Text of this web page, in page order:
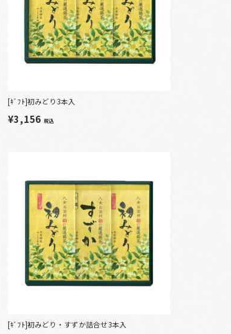
[ｷﾞﾌﾄ]初みどり3本入
¥3,156 税込
[ｷﾞﾌﾄ]初みどり・すずか詰合せ3本入